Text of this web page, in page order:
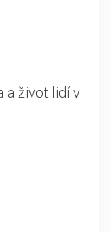
a život lidí v